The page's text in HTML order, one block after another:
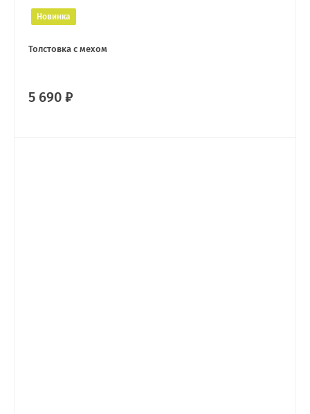
Новинка
Толстовка с мехом
5 690 ₽